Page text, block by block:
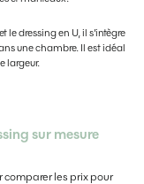
le dressing en U, il s’intègre
une chambre. Il est idéal
largeur.
sur mesure
comparer les prix pour